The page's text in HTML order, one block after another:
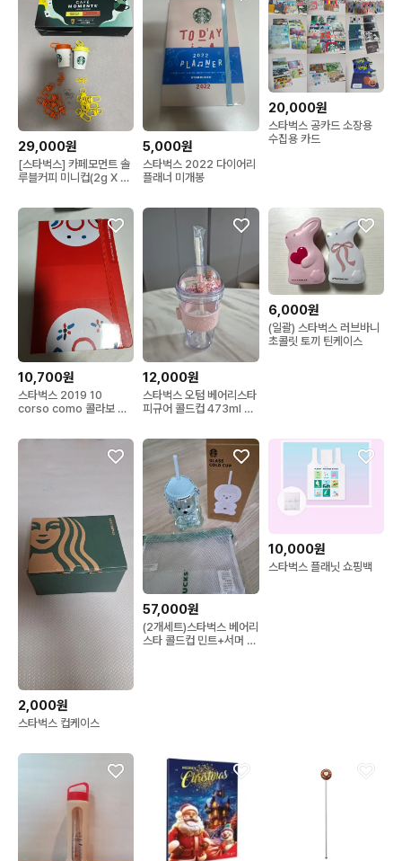
29,000원
[스타벅스] 카페모먼트 솔
루블커피 미니컵(2g X 12
5,000원
스타벅스 2022 다이어리
플래너 미개봉
20,000원
스타벅스 공카드 소장용
수집용 카드
10,700원
스타벅스 2019 10
corso como 콜라보 다
12,000원
스타벅스 오텀 베어리스타
피규어 콜드컵 473ml 새
6,000원
(일괄) 스타벅스 러브바니
초콜릿 토끼 틴케이스
2,000원
스타벅스 컵케이스
57,000원
(2개세트)스타벅스 베어리
스타 콜드컵 민트+서머 버
10,000원
스타벅스 플래닛 쇼핑백